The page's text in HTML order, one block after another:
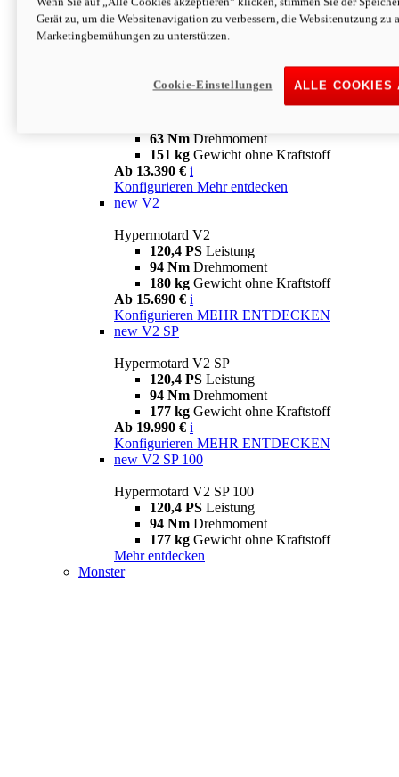
63 NmDrehmoment
151 kgGewicht ohne Kraftstoff
Ab 13.890 € i
63 Nm Drehmoment
151 kg Gewicht ohne Kraftstoff
Ab 13.390 € i
Konfigurieren Mehr entdecken
new V2
Hypermotard V2
120,4 PS Leistung
94 Nm Drehmoment
180 kg Gewicht ohne Kraftstoff
Ab 15.690 € i
Konfigurieren MEHR ENTDECKEN
new V2 SP
Hypermotard V2 SP
120,4 PS Leistung
94 Nm Drehmoment
177 kg Gewicht ohne Kraftstoff
Ab 19.990 € i
Konfigurieren MEHR ENTDECKEN
new V2 SP 100
Hypermotard V2 SP 100
120,4 PS Leistung
94 Nm Drehmoment
177 kg Gewicht ohne Kraftstoff
Mehr entdecken
Monster
Gerät zu, um die Websitenavigation zu verbessern, die Websitenutzung zu
Marketingbemühungen zu unterstützen.
ALLE COOKIES
Cookie-Einstellungen